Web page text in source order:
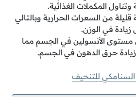
وتناول المكملات الغذائية.
من السعرات الحرارية وبالتالي
زيادة في الوزن.
مستوى الأنسولين في الجسم مما
حرق الدهون في الجسم.
للتنحيف